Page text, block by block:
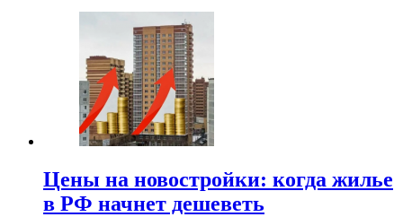
Цены на новостройки: когда жилье
в РФ начнет дешеветь